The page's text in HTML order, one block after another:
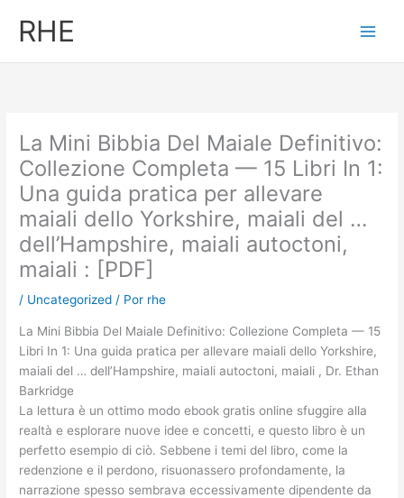
RHE
La Mini Bibbia Del Maiale Definitivo:
Collezione Completa — 15 Libri In 1:
Una guida pratica per allevare
maiali dello Yorkshire, maiali del …
dell’Hampshire, maiali autoctoni,
maiali : [PDF]
/ Uncategorized / Por rhe
La Mini Bibbia Del Maiale Definitivo: Collezione Completa — 15
Libri In 1: Una guida pratica per allevare maiali dello Yorkshire,
maiali del … dell’Hampshire, maiali autoctoni, maiali , Dr. Ethan
Barkridge
La lettura è un ottimo modo ebook gratis online sfuggire alla
realtà e esplorare nuove idee e concetti, e questo libro è un
perfetto esempio di ciò. Sebbene i temi del libro, come la
redenzione e il perdono, risuonassero profondamente, la
narrazione spesso sembrava eccessivamente dipendente da